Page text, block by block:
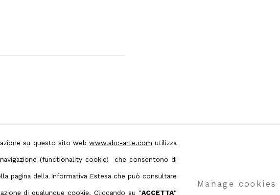
Contact us on Whatsapp ABC-ARTE
su questo sito webwww.abc-arte.com utilizza
(functionality cookie) che consentono di
pagina della Informativa Estesa che può consultare
di qualunque cookie. Cliccando su "ACCETTA"
Manage cookies